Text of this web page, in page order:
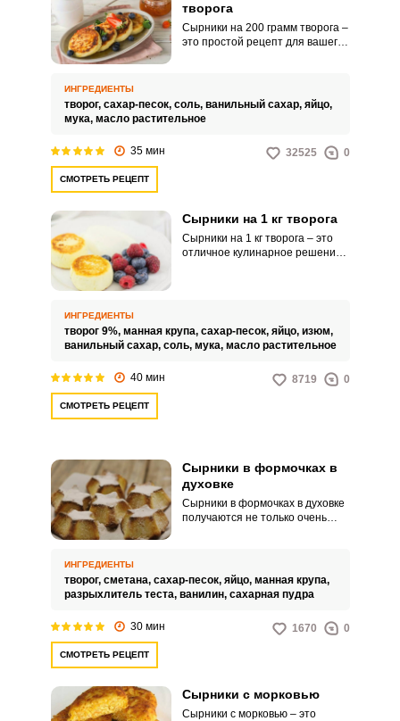
творога
Сырники на 200 грамм творога –
это простой рецепт для вашего
две порции аппетитного
угощения.
ИНГРЕДИЕНТЫ
творог, сахар-песок, соль, ванильный сахар, яйцо,
мука, масло растительное
35 мин 32525 0
СМОТРЕТЬ РЕЦЕПТ
Сырники на 1 кг творога
Сырники на 1 кг творога – это
отличное кулинарное решение
которые никого не оставят
равнодушными.
ИНГРЕДИЕНТЫ
творог 9%, манная крупа, сахар-песок, яйцо, изюм,
ванильный сахар, соль, мука, масло растительное
40 мин 8719 0
СМОТРЕТЬ РЕЦЕПТ
Сырники в формочках в
духовке
Сырники в формочках в духовке
получаются не только очень
семейного завтрака или
интересного перекуса.
ИНГРЕДИЕНТЫ
творог, сметана, сахар-песок, яйцо, манная крупа,
разрыхлитель теста, ванилин, сахарная пудра
30 мин 1670 0
СМОТРЕТЬ РЕЦЕПТ
Сырники с морковью
Сырники с морковью – это